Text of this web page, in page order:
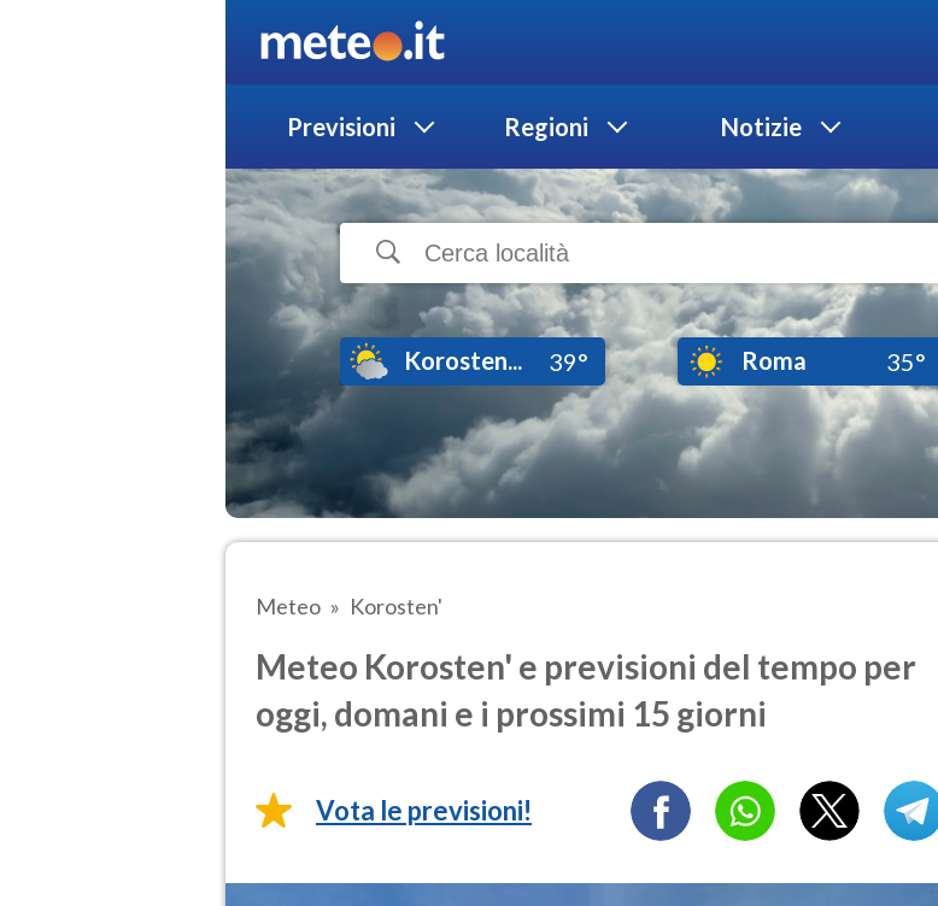
Previsioni Regioni Notizie
Korosten... 39° Roma 35°
Meteo Korosten'
Meteo Korosten' e previsioni del tempo per
oggi, domani e i prossimi 15 giorni
Vota le previsioni!